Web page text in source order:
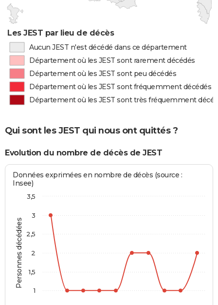
Les JEST par lieu de décès
Aucun JEST n'est décédé dans ce département
Département où les JEST sont rarement décédés
Département où les JEST sont peu décédés
Département où les JEST sont fréquemment décédés
Département où les JEST sont très fréquemment
Qui sont les JEST qui nous ont quittés ?
Evolution du nombre de décès de JEST
Personnes décédées
Données exprimées en nombre de décès (source :
Insee)
1
1,5
2
2,5
3
3,5